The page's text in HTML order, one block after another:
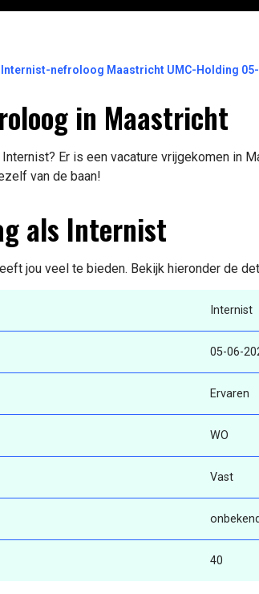
Internist-nefroloog Maastricht UMC-Holding
in Maastricht
Er is een vacature vrijgekomen in
van de baan!
als Internist
jou veel te bieden. Bekijk hieronder de
Internist
05-06-
Ervaren
WO
Vast
onbekend
40